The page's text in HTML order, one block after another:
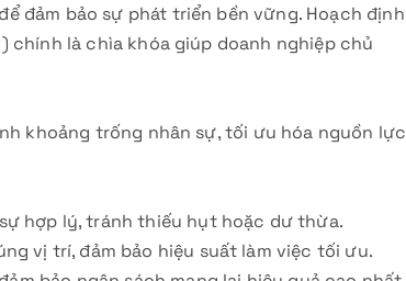
đảm bảo sự phát triển bền vững. Hoạch định
chính là chìa khóa giúp doanh nghiệp chủ
khoảng trống nhân sự, tối ưu hóa nguồn lực
hợp lý, tránh thiếu hụt hoặc dư thừa.
vị trí, đảm bảo hiệu suất làm việc tối ưu.